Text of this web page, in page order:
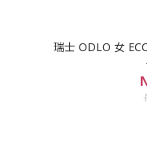
瑞士 ODLO 女